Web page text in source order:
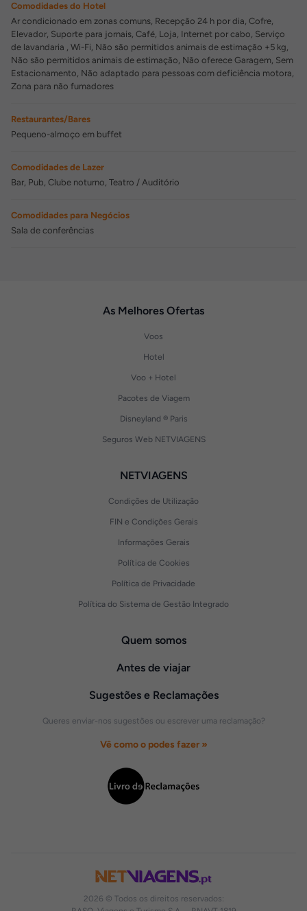
Comodidades do Hotel
Ar condicionado em zonas comuns, Recepção 24 h por dia, Cofre,
Elevador, Suporte para jornais, Café, Loja, Internet por cabo, Serviço
de lavandaria , Wi-Fi, Não são permitidos animais de estimação +5 kg,
Não são permitidos animais de estimação, Não oferece Garagem, Sem
Estacionamento, Não adaptado para pessoas com deficiência motora,
Zona para não fumadores
Restaurantes/Bares
Pequeno-almoço em buffet
Comodidades de Lazer
Bar, Pub, Clube noturno, Teatro / Auditório
Comodidades para Negócios
Sala de conferências
2026 © Todos os direitos reservados:
As Melhores Ofertas
Voos
Hotel
Voo + Hotel
Pacotes de Viagem
Disneyland ® Paris
Seguros Web NETVIAGENS
NETVIAGENS
Condições de Utilização
FIN e Condições Gerais
Informações Gerais
Política de Cookies
Política de Privacidade
Política do Sistema de Gestão Integrado
Quem somos
Antes de viajar
Sugestões e Reclamações
Queres enviar-nos sugestões ou escrever uma reclamação?
Vê como o podes fazer »